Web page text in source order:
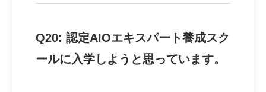
Q20: 認定AIOエキスパート養成スク
ールに入学しようと思っています。